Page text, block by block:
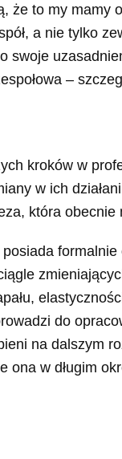
że to my
a nie tylko
swoje
–
kroków w
w ich
która
do
na dalszym
w długim